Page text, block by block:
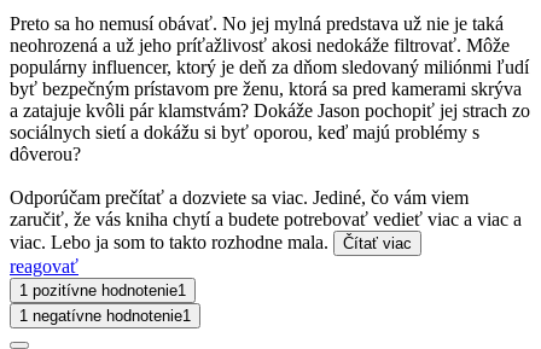
Preto sa ho nemusí obávať. No jej mylná predstava už nie je taká
neohrozená a už jeho príťažlivosť akosi nedokáže filtrovať. Môže
populárny influencer, ktorý je deň za dňom sledovaný miliónmi ľudí
byť bezpečným prístavom pre ženu, ktorá sa pred kamerami skrýva
a zatajuje kvôli pár klamstvám? Dokáže Jason pochopiť jej strach zo
sociálnych sietí a dokážu si byť oporou, keď majú problémy s
dôverou?
Odporúčam prečítať a dozviete sa viac. Jediné, čo vám viem
zaručiť, že vás kniha chytí a budete potrebovať vedieť viac a viac a
viac. Lebo ja som to takto rozhodne mala.
Čítať viac
reagovať
1 pozitívne hodnotenie1
1 negatívne hodnotenie1